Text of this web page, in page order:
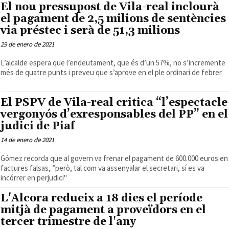
El nou pressupost de Vila-real inclourà
el pagament de 2,5 milions de sentències
via préstec i serà de 51,3 milions
29 de enero de 2021
L’alcalde espera que l’endeutament, que és d’un 57%, no s’incremente
més de quatre punts i preveu que s’aprove en el ple ordinari de febrer
El PSPV de Vila-real critica “l’espectacle
vergonyós d’exresponsables del PP” en el
judici de Piaf
14 de enero de 2021
Gómez recorda que al govern va frenar el pagament de 600.000 euros en
factures falsas, ”però, tal com va assenyalar el secretari, sí es va
incórrer en perjudici"
L'Alcora redueix a 18 dies el període
mitjà de pagament a proveïdors en el
tercer trimestre de l'any